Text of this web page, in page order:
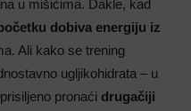
u mišićima. Dakle, kad
dobiva energiju iz
Ali kako se trening
ugljikohidrata – u
pronaći drugačiji